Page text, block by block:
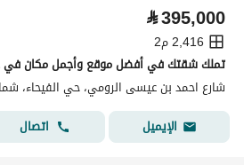
⃁395,000
2,416 م2
تملك شقتك في أفضل موقع وأجمل مكان
شارع احمد بن عيسى الرومي، حي الفيحاء،
الإيميل
اتصال